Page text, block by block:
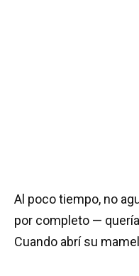
Al poco tiempo, no
por completo —
Cuando abrí su